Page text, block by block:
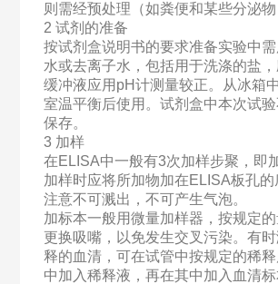
则需经预处理（如粪便和某些分泌物
2 试剂的准备
按试剂盒说明书的要求准备实验中
水或去离子水，包括用于洗涤的盐
缓冲液应用pH计测量较正。从冰箱
室温平衡后使用。试剂盒中本次试
保存。
3 加样
在ELISA中一般有3次加样步聚，即
加样时应将所加物加在ELISA板孔
注意不可溅出，不可产生气泡。
加标本一般用微量加样器，按规定
更换吸嘴，以免发生交叉污染。有
释的血清，可在试管中按规定的稀
中加入稀释液，再在其中加入血清